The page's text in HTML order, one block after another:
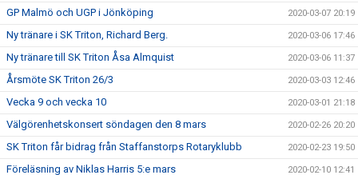
GP Malmö och UGP i Jönköping 2020-03-07 20:19
Ny tränare i SK Triton, Richard Berg. 2020-03-06 17:46
Ny tränare till SK Triton Åsa Almquist 2020-03-06 11:37
Årsmöte SK Triton 26/3 2020-03-03 12:46
Vecka 9 och vecka 10 2020-03-01 21:18
Välgörenhetskonsert söndagen den 8 mars 2020-02-26 20:20
SK Triton får bidrag från Staffanstorps Rotaryklubb 2020-02-23 19:50
Föreläsning av Niklas Harris 5:e mars 2020-02-10 12:41